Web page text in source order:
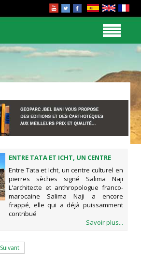
ENTRE TATA ET ICHT, UN CENTRE
CULTUREL EN PIERRES SÈCHES SIGNÉ
SALIMA NAJI
Entre Tata et Icht, un centre culturel en
pierres sèches signé Salima Naji
L'architecte et anthropologue franco-
marocaine Salima Naji a encore
frappé, elle qui a déjà puissamment
contribué
Savoir plus...
Suivant